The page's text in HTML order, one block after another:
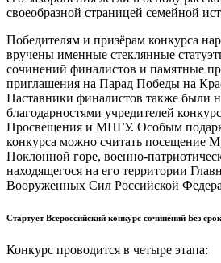
своеобразной страницей семейной
Победителям и призёрам конкурса
вручены именные стеклянные
сочинений финалистов и памятные
приглашения на Парад Победы на
Наставники финалистов также были
благодарностями учредителей
Просвещения и МПГУ. Особым
конкурса можно считать посещение
Поклонной горе, военно-
находящегося на его территории
Вооруженных Сил Российской
Стартует Всероссийский конкурс сочинений Без
Конкурс проводится в четыре этапа: